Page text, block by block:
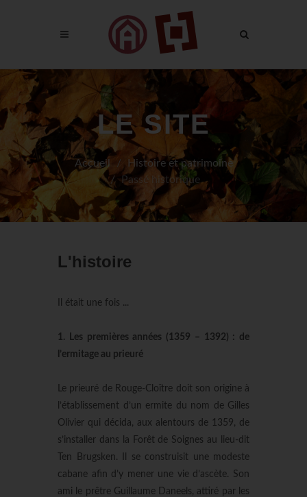
LE SITE
Accueil
Histoire et patrimoine
Passé historique
L'histoire
Il était une fois ...
1. Les premières années (1359 – 1392) : de
l’ermitage au prieuré
Le prieuré de Rouge-Cloître doit son origine à
l’établissement d’un ermite du nom de Gilles
Olivier qui décida, aux alentours de 1359, de
s’installer dans la Forêt de Soignes au lieu-dit
Ten Brugsken. Il se construisit une modeste
cabane afin d’y mener une vie d’ascète. Son
ami le prêtre Guillaume Daneels, attiré par les